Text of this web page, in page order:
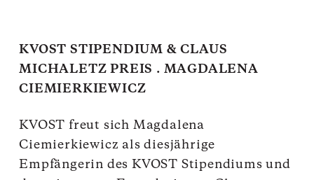
KVOST STIPENDIUM & CLAUS
MICHALETZ PREIS . MAGDALENA
CIEMIERKIEWICZ
KVOST freut sich Magdalena
Ciemierkiewicz als diesjährige
Empfängerin des KVOST Stipendiums und